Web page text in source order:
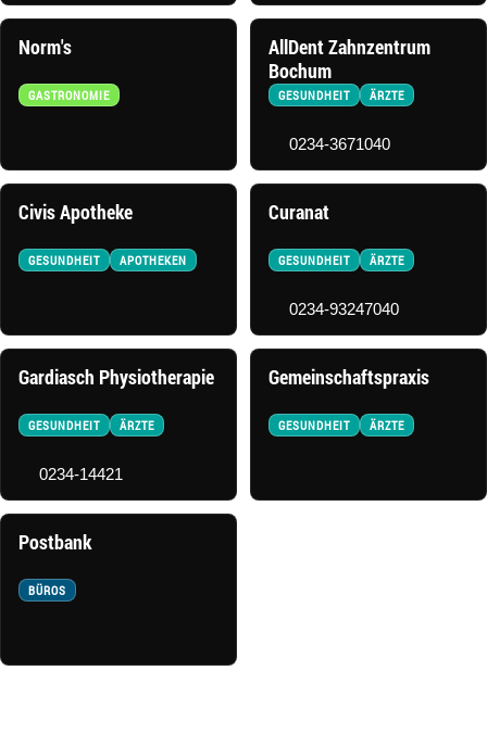
GASTRONOMIE
Norm's
GESUNDHEIT ÄRZTE
AllDent Zahnzentrum
Bochum
0234-3671040
GESUNDHEIT APOTHEKEN
Civis Apotheke
GESUNDHEIT ÄRZTE
Curanat
0234-93247040
GESUNDHEIT ÄRZTE
Gardiasch Physiotherapie
0234-14421
GESUNDHEIT ÄRZTE
Gemeinschaftspraxis
BÜROS
Postbank